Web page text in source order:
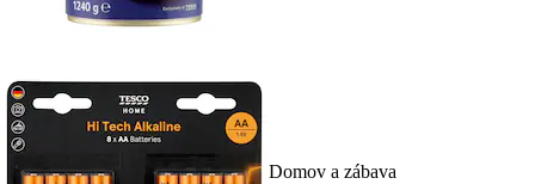
Domov a zábava